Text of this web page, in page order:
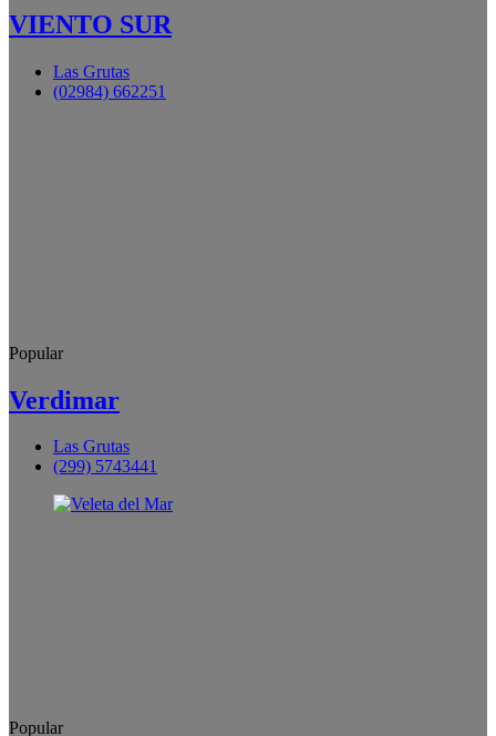
VIENTO SUR
Las Grutas
(02984) 662251
Popular
Verdimar
Las Grutas
(299) 5743441
Popular